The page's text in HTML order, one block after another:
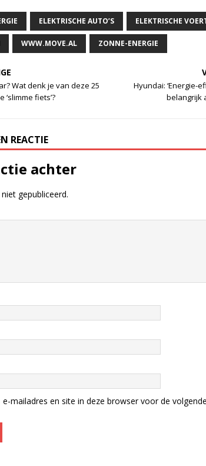
ELEKTRISCHE AUTO’S ELEKTRISCHE
WWW.MOVE.AL ZONNE-ENERGIE
Wat denk je van deze 25
‘slimme fiets’?
Hyundai: ‘Energie-
belangrijk
REACTIE
achter
gepubliceerd.
mailadres en site in deze browser voor de